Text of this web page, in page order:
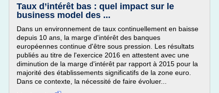
Taux d’intérêt bas : quel impact sur le
business model des ...
Dans un environnement de taux continuellement en baisse
depuis 10 ans, la marge d'intérêt des banques
européennes continue d'être sous pression. Les résultats
publiés au titre de l'exercice 2016 en attestent avec une
diminution de la marge d'intérêt par rapport à 2015 pour la
majorité des établissements significatifs de la zone euro.
Dans ce contexte, la nécessité de faire évoluer...